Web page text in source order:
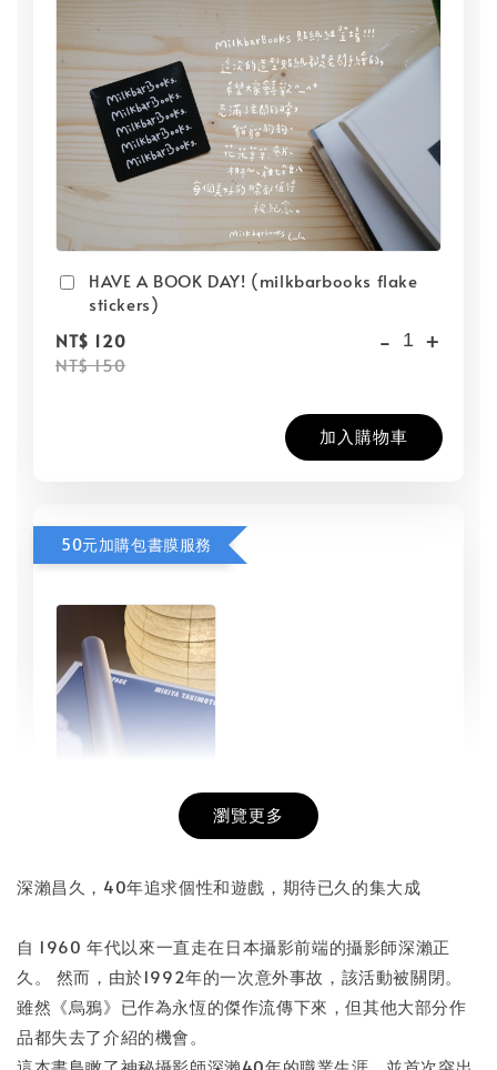
HAVE A BOOK DAY! (milkbarbooks flake
stickers)
NT$ 120
NT$ 150
- +
加入購物車
50元加購包書膜服務
NT$ 50
- +
加入購物車
瀏覽更多
深瀨昌久，40年追求個性和遊戲，期待已久的集大成
自 1960 年代以來一直走在日本攝影前端的攝影師深瀨正
久。 然而，由於1992年的一次意外事故，該活動被關閉。
雖然《烏鴉》已作為永恆的傑作流傳下來，但其他大部分作
品都失去了介紹的機會。